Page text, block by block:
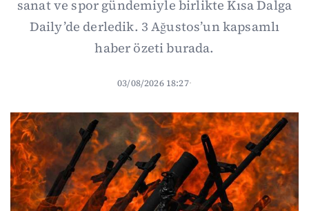
sanat ve spor gündemiyle birlikte Kısa Dalga
Daily’de derledik. 3 Ağustos’un kapsamlı
haber özeti burada.
03/08/2026 18:27·